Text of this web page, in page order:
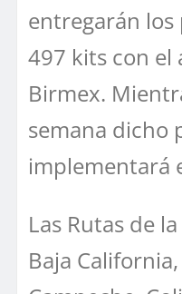
entregarán
497 kits con el
Birmex.
semana dicho
implementará
Las Rutas de
Baja